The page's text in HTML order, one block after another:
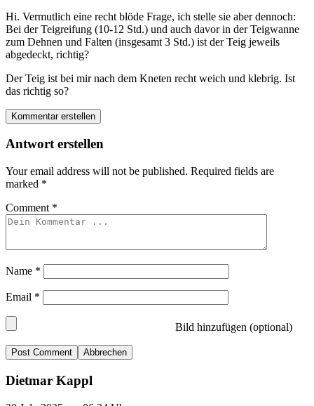
Hi. Vermutlich eine recht blöde Frage, ich stelle sie aber dennoch:
Bei der Teigreifung (10-12 Std.) und auch davor in der Teigwanne
zum Dehnen und Falten (insgesamt 3 Std.) ist der Teig jeweils
abgedeckt, richtig?
Der Teig ist bei mir nach dem Kneten recht weich und klebrig. Ist
das richtig so?
Kommentar erstellen
Antwort erstellen
Your email address will not be published. Required fields are
marked *
Comment *
Name *
Email *
Bild hinzufügen (optional)
Abbrechen
Dietmar Kappl